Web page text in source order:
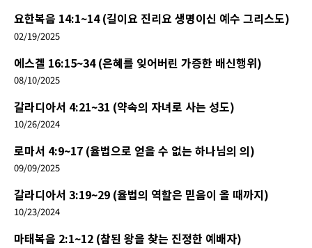
요한복음 14:1~14 (길이요 진리요 생명이신 예수 그리스도)
02/19/2025
에스겔 16:15~34 (은혜를 잊어버린 가증한 배신행위)
08/10/2025
갈라디아서 4:21~31 (약속의 자녀로 사는 성도)
10/26/2024
로마서 4:9~17 (율법으로 얻을 수 없는 하나님의 의)
09/09/2025
갈라디아서 3:19~29 (율법의 역할은 믿음이 올 때까지)
10/23/2024
마태복음 2:1~12 (참된 왕을 찾는 진정한 예배자)